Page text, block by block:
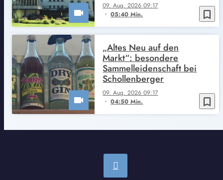
bookmark_border
09. Aug. 2026 09:17
05:40 Min.
bookmark_border
09. Aug. 2026 09:17
04:50 Min.
„Altes Neu auf den
Markt“: besondere
Sammelleidenschaft bei
Schollenberger